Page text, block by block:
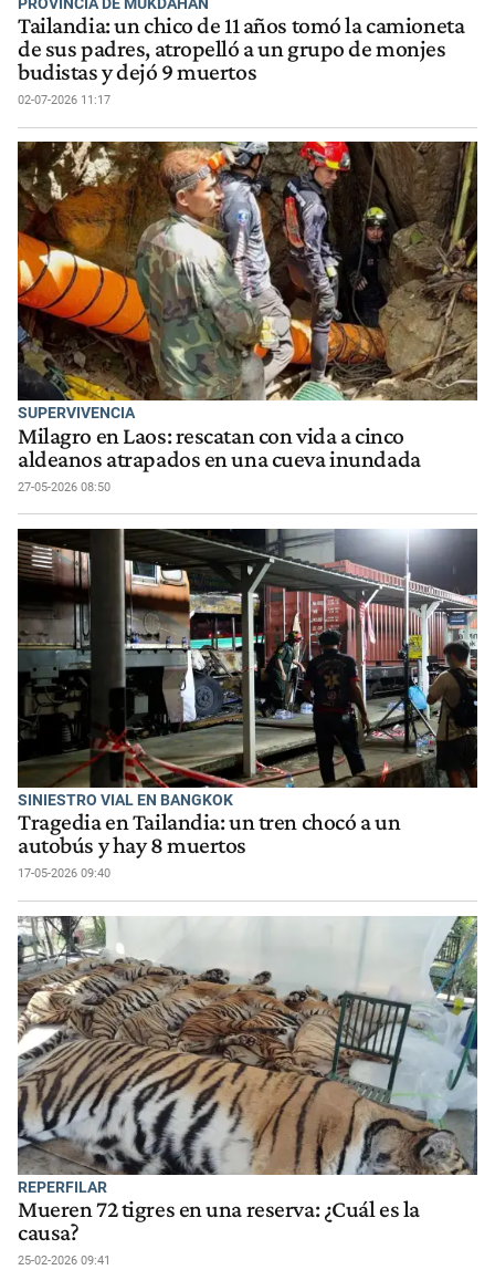
Tailandia: un chico de 11 años tomó la camioneta
de sus padres, atropelló a un grupo de monjes
budistas y dejó 9 muertos
02-07-2026 11:17
SUPERVIVENCIA
Milagro en Laos: rescatan con vida a cinco
aldeanos atrapados en una cueva inundada
27-05-2026 08:50
SINIESTRO VIAL EN BANGKOK
Tragedia en Tailandia: un tren chocó a un
autobús y hay 8 muertos
17-05-2026 09:40
REPERFILAR
Mueren 72 tigres en una reserva: ¿Cuál es la
causa?
25-02-2026 09:41